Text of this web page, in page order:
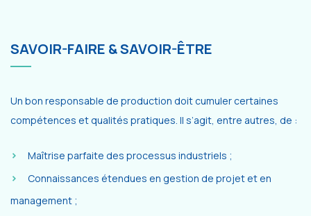
SAVOIR-FAIRE & SAVOIR-ÊTRE
Un bon responsable de production doit cumuler certaines
compétences et qualités pratiques. Il s’agit, entre autres, de :
Maîtrise parfaite des processus industriels ;
Connaissances étendues en gestion de projet et en
management ;